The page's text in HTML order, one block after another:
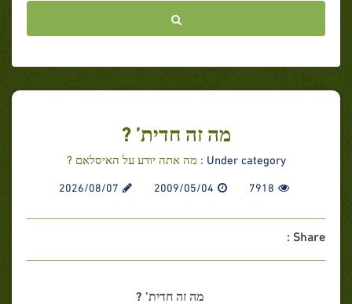
מה זה חדית’ ?
Under category : מה אתה יודע על האיסלאם ?
7918
2009/05/04
2026/08/07
Share :
מה זה חדית’ ?